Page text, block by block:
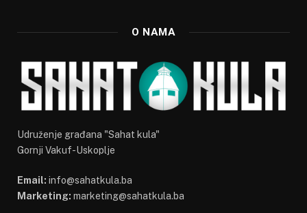
O NAMA
Udruženje građana "Sahat kula"
Gornji Vakuf-Uskoplje
Email: info@sahatkula.ba
Marketing: marketing@sahatkula.ba